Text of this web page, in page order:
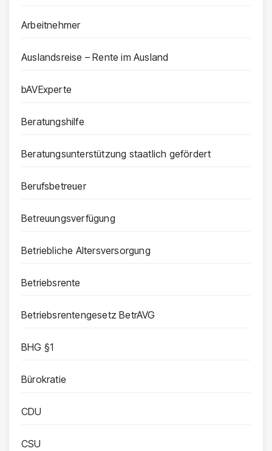
Arbeitnehmer
Auslandsreise – Rente im Ausland
bAVExperte
Beratungshilfe
Beratungsunterstützung staatlich gefördert
Berufsbetreuer
Betreuungsverfügung
Betriebliche Altersversorgung
Betriebsrente
Betriebsrentengesetz BetrAVG
BHG §1
Bürokratie
CDU
CSU